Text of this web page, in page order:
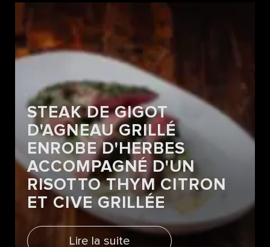
STEAK DE GIGOT
D'AGNEAU GRILLÉ
ENROBE D'HERBES
ACCOMPAGNÉ D'UN
RISOTTO THYM CITRON
ET CIVE GRILLÉE
Lire la suite